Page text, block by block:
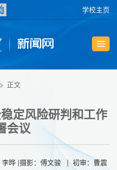
学校主页
正文
定风险研判和工作
会议
晔 |摄影：傅文骏 | 初审：曹震